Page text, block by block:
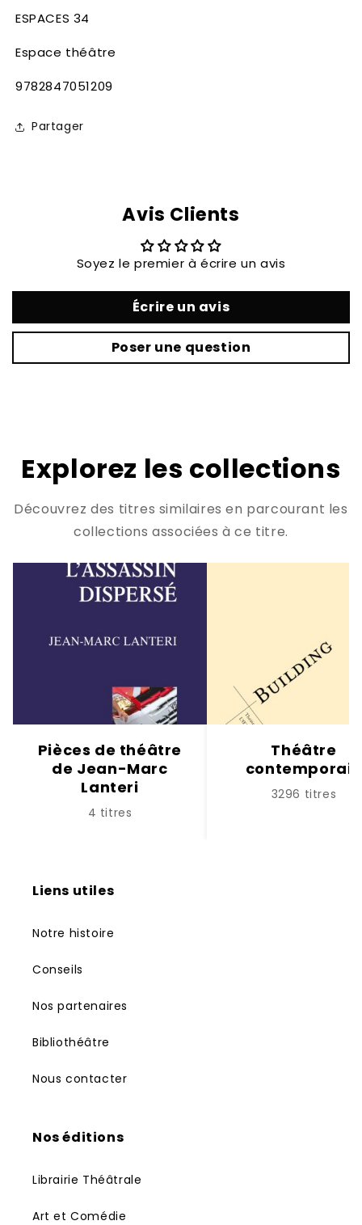
ESPACES 34
Espace théâtre
SKU:
9782847051209
Partager
Avis Clients
Soyez le premier à écrire un avis
Écrire un avis
Poser une question
Explorez les collections
Découvrez des titres similaires en parcourant les
collections associées à ce titre.
Pièces de théâtre
de Jean-Marc
Lanteri
4 titres
Théâtre
contemporain
3296 titres
Liens utiles
Notre histoire
Conseils
Nos partenaires
Bibliothéâtre
Nous contacter
Nos éditions
Librairie Théâtrale
Art et Comédie